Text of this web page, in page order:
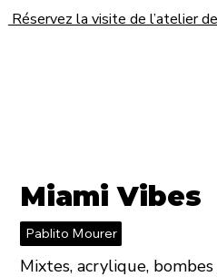
Réservez la visite de l’atelier
Miami Vibes
Pablito Mourer
Mixtes, acrylique,